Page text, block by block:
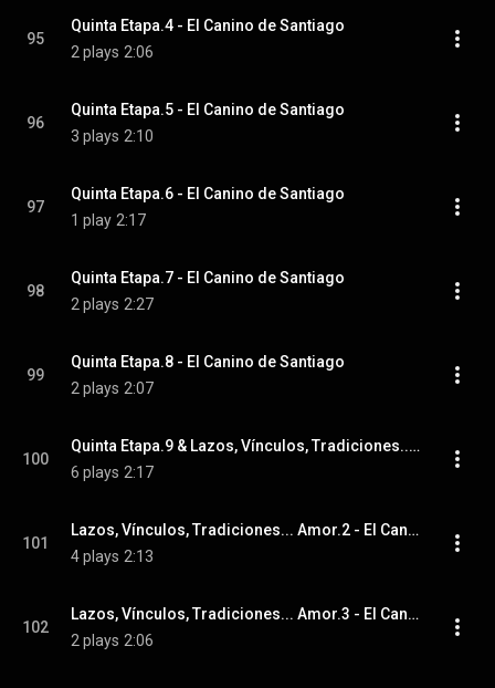
95
Quinta Etapa.4 - El Canino de Santiago
2 plays 2:06
96
Quinta Etapa.5 - El Canino de Santiago
3 plays 2:10
97
Quinta Etapa.6 - El Canino de Santiago
1 play 2:17
98
Quinta Etapa.7 - El Canino de Santiago
2 plays 2:27
99
Quinta Etapa.8 - El Canino de Santiago
2 plays 2:07
100
Quinta Etapa.9 & Lazos, Vínculos, Tradiciones... Amor.1 - El Canino de Santiago
6 plays 2:17
101
Lazos, Vínculos, Tradiciones... Amor.2 - El Canino de Santiago
4 plays 2:13
102
Lazos, Vínculos, Tradiciones... Amor.3 - El Canino de Santiago
2 plays 2:06